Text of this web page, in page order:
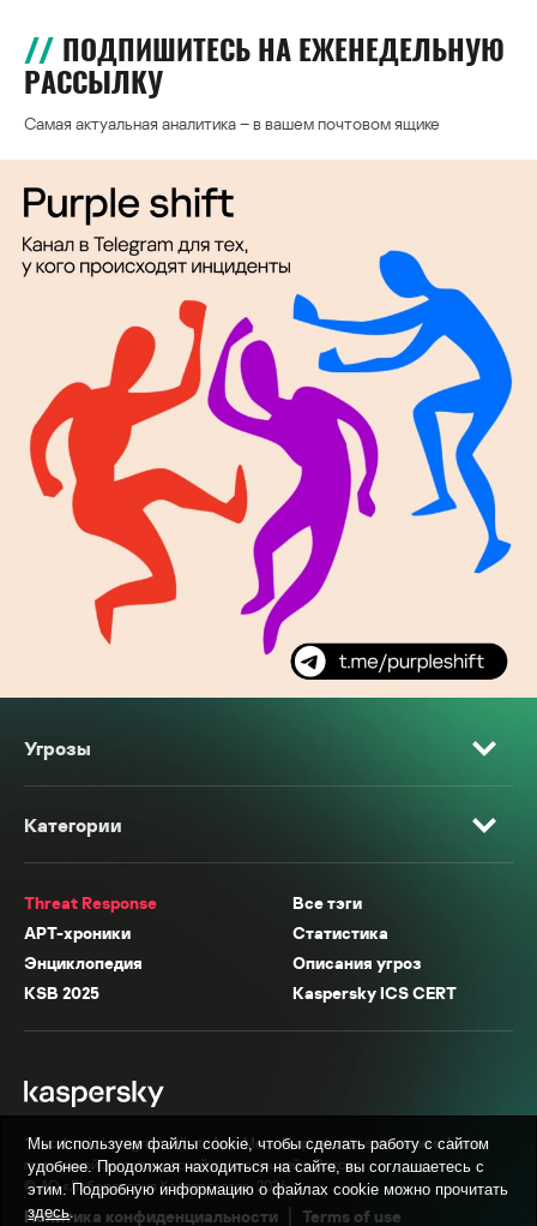
ПОДПИШИТЕСЬ НА ЕЖЕНЕДЕЛЬНУЮ
РАССЫЛКУ
Самая актуальная аналитика – в вашем почтовом ящике
Угрозы
Категории
Threat Response
Все тэги
APT-хроники
Статистика
Энциклопедия
Описания угроз
KSB 2025
Kaspersky ICS CERT
* Facebook, Instagram, WhatsApp, Meta AI принадлежат компании Meta,
признанной экстремистской организацией в России.
© АО «Лаборатория Касперского», 2026.
Политика конфиденциальности Terms of use
Мы используем файлы cookie, чтобы сделать работу с сайтом
удобнее. Продолжая находиться на сайте, вы соглашаетесь с
этим. Подробную информацию о файлах cookie можно прочитать
здесь.